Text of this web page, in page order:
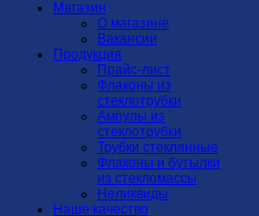
Магазин
О магазине
Вакансии
Продукция
Прайс-лист
Флаконы из
стеклотрубки
Ампулы из
стеклотрубки
Трубки стеклянные
Флаконы и бутылки
из стекломассы
Неликвиды
Наше качество